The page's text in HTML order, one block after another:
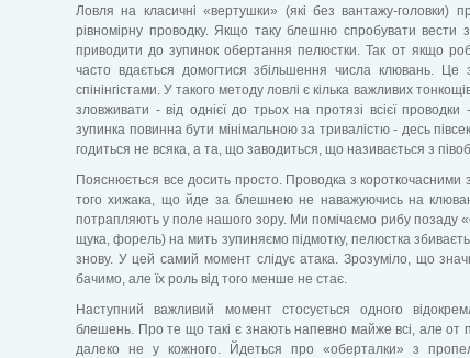
Ловля на класичні «вертушки» (які без вантажу-головки)
рівномірну проводку. Якщо таку блешню спробувати вести
приводити до зупинок обертання пелюстки. Так от якщо
часто вдається домогтися збільшення числа клювань. Це
спінінгістами. У такого методу ловлі є кілька важливих
зловживати - від однієї до трьох на протязі всієї
зупинка повинна бути мінімальною за тривалістю - десь
годиться не всяка, а та, що заводиться, що називається з
Пояснюється все досить просто. Проводка з короткочасними
того хижака, що йде за блешнею не наважуючись на
потрапляють у поле нашого зору. Ми помічаємо рибу позаду
щука, форель) на мить зупиняємо підмотку, пелюстка
знову. У цей самий момент слідує атака. Зрозуміло, що
бачимо, але їх роль від того менше не стає.
Наступний важливий момент стосується одного
блешень. Про те що такі є знають напевно майже всі, але от
далеко не у кожного. Йдеться про «оберталки» з